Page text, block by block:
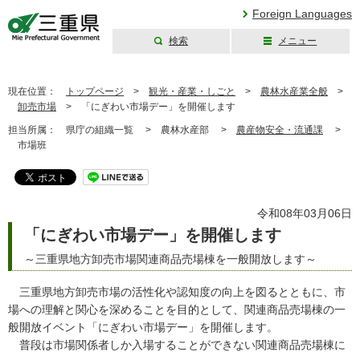
Foreign Languages
検索 メニュー
現在位置： トップページ > 観光・産業・しごと > 農林水産業全般 >
卸売市場 > 「にぎわい市場デー」を開催します
担当所属： 県庁の組織一覧 > 農林水産部 > 農産物安全・流通課 >
市場班
令和08年03月06日
「にぎわい市場デー」を開催します
～三重県地方卸売市場関連商品売場棟を一般開放します～
三重県地方卸売市場の活性化や認知度の向上を図るとともに、市
場への理解と関心を深めることを目的として、関連商品売場棟の一
般開放イベント「にぎわい市場デー」を開催します。
普段は市場関係者しか入場することができない関連商品売場棟に